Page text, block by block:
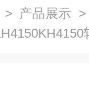
> 产品展示